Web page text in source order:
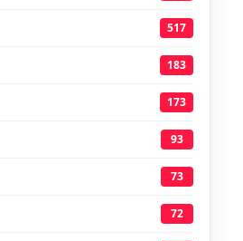
517
183
173
93
73
72